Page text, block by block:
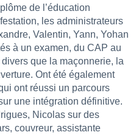
de l’éducation
les administrateurs
Valentin, Yann, Yohan
à un examen, du CAP au
que la maçonnerie, la
Ont été également
ont réussi un parcours
une intégration définitive.
Nicolas sur des
couvreur, assistante